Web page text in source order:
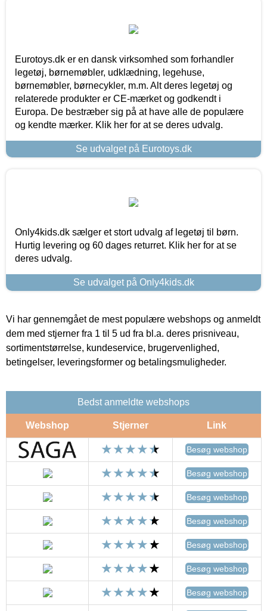
Eurotoys.dk er en dansk virksomhed som forhandler
legetøj, børnemøbler, udklædning, legehuse,
børnemøbler, børnecykler, m.m. Alt deres legetøj og
relaterede produkter er CE-mærket og godkendt i
Europa. De bestræber sig på at have alle de populære
og kendte mærker. Klik her for at se deres udvalg.
Se udvalget på Eurotoys.dk
Only4kids.dk sælger et stort udvalg af legetøj til børn.
Hurtig levering og 60 dages returret. Klik her for at se
deres udvalg.
Se udvalget på Only4kids.dk
Vi har gennemgået de mest populære webshops og anmeldt
dem med stjerner fra 1 til 5 ud fra bl.a. deres prisniveau,
sortimentstørrelse, kundeservice, brugervenlighed,
betingelser, leveringsformer og betalingsmuligheder.
Bedst anmeldte webshops
Webshop Stjerner Link
Besøg webshop
Besøg webshop
Besøg webshop
Besøg webshop
Besøg webshop
Besøg webshop
Besøg webshop